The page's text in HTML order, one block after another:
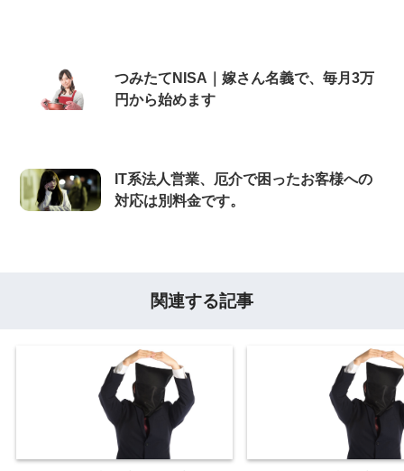
つみたてNISA｜嫁さん名義で、毎月3万
円から始めます
IT系法人営業、厄介で困ったお客様への
対応は別料金です。
関連する記事